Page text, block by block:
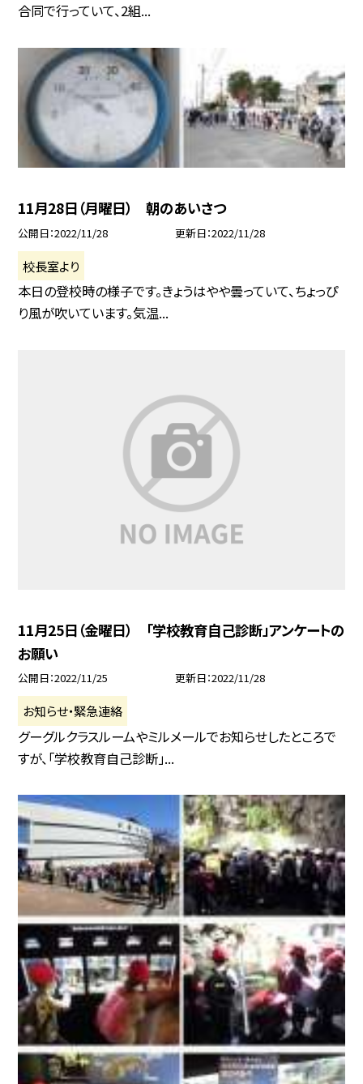
合同で行っていて、2組...
11月28日（月曜日） 朝のあいさつ
公開日 2022/11/28 更新日 2022/11/28
校長室より
本日の登校時の様子です。きょうはやや曇っていて、ちょっぴ
り風が吹いています。気温...
11月25日（金曜日） 「学校教育自己診断」アンケートの
お願い
公開日 2022/11/25 更新日 2022/11/28
お知らせ・緊急連絡
グーグルクラスルームやミルメールでお知らせしたところで
すが、「学校教育自己診断」...